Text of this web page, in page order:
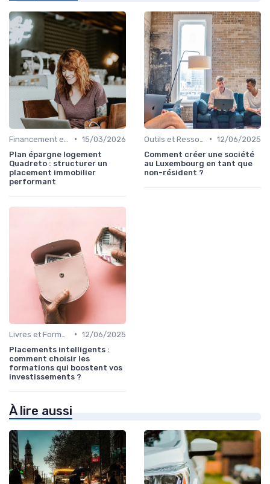
• 15/03/2026
Plan épargne logement
Quadreto : structurer un
placement immobilier
performant
• 12/06/2025
Comment créer une société
au Luxembourg en tant que
non-résident ?
• 12/06/2025
Placements intelligents :
comment choisir les
formations qui boostent vos
investissements ?
À lire aussi